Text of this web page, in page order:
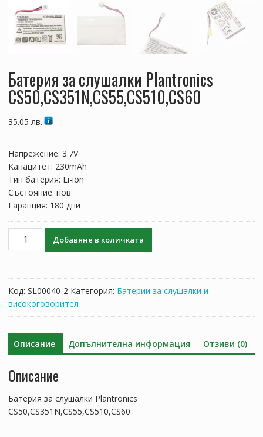
Батерия за слушалки Plantronics
CS50,CS351N,CS55,CS510,CS60
35.05 лв.
Напрежение: 3.7V
Капацитет: 230mAh
Тип батерия: Li-ion
Състояние: нов
Гаранция: 180 дни
количество
Plantronics
CS50,CS351N,CS55,CS510,CS60
Добавяне в количката
Код: SL00040-2 Категория: Батерии за слушалки и
високоговорител
Описание Допълнителна информация Отзиви (0)
Описание
Батерия за слушалки Plantronics
CS50,CS351N,CS55,CS510,CS60